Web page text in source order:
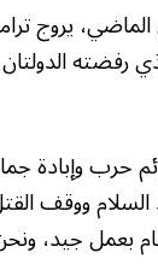
الثاني
رفضته
حرب وإبادة
ووقف
بعمل جيد،